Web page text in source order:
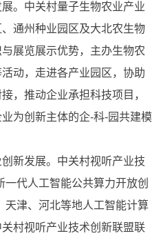
中关村量子生物农业产业
通州种业园区及大北农生物
展览展示优势，主办生物农
动，走进各产业园区，协助
，推动企业承担科技项目，
为创新主体的企-科-园共建模
发展。中关村视听产业技
一代人工智能公共算力开放创
天津、河北等地人工智能计算
村视听产业技术创新联盟联